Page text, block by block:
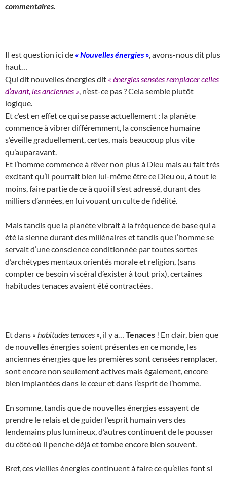
commentaires.
Il est question ici de « Nouvelles énergies » , avons-nous dit plus
haut…
Qui dit nouvelles énergies dit « énergies sensées remplacer celles
d’avant, les anciennes » , n’est-ce pas ? Cela semble plutôt
logique.
Et c’est en effet ce qui se passe actuellement : la planète
commence à vibrer différemment, la conscience humaine
s’éveille graduellement, certes, mais beaucoup plus vite
qu’auparavant.
Et l’homme commence à rêver non plus à Dieu mais au fait très
excitant qu’il pourrait bien lui-même être ce Dieu ou, à tout le
moins, faire partie de ce à quoi il s’est adressé, durant des
milliers d’années, en lui vouant un culte de fidélité.
Mais tandis que la planète vibrait à la fréquence de base qui a
été la sienne durant des millénaires et tandis que l’homme se
servait d’une conscience conditionnée par toutes sortes
d’archétypes mentaux orientés morale et religion, (sans
compter ce besoin viscéral d’exister à tout prix), certaines
habitudes tenaces avaient été contractées.
Et dans « habitudes tenaces » , il y a… Tenaces ! En clair, bien que
de nouvelles énergies soient présentes en ce monde, les
anciennes énergies que les premières sont censées remplacer,
sont encore non seulement actives mais également, encore
bien implantées dans le cœur et dans l’esprit de l’homme.
En somme, tandis que de nouvelles énergies essayent de
prendre le relais et de guider l’esprit humain vers des
lendemains plus lumineux, d’autres continuent de le pousser
du côté où il penche déjà et tombe encore bien souvent.
Bref, ces vieilles énergies continuent à faire ce qu’elles font si